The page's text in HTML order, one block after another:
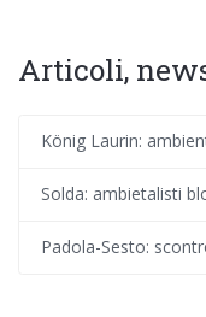
Articoli,
König Laurin:
Solda: ambietalisti
Padola-Sesto: